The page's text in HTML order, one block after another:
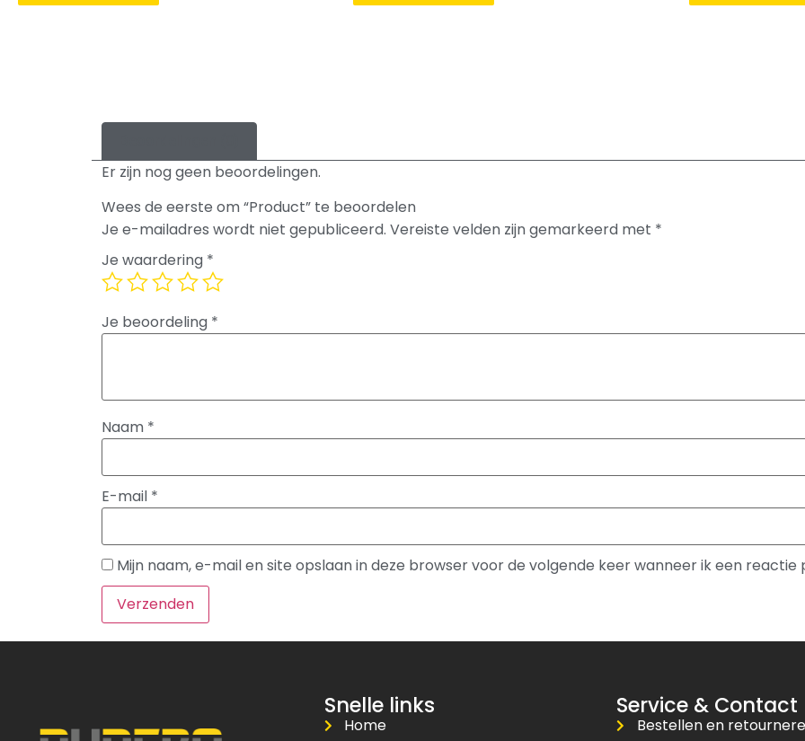
Er zijn nog geen beoordelingen.
Wees de eerste om “Product” te beoordelen
Je e-mailadres wordt niet gepubliceerd. Vereiste velden zijn gemarkeerd met *
Je waardering *
Je beoordeling *
Naam *
E-mail *
Mijn naam, e-mail en site opslaan in deze browser voor de volgende keer wanneer ik een reactie
Snelle links
Home
Service & Contact
Bestellen en